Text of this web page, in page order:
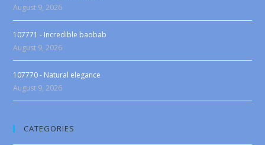
August 9, 2026
107771 - Incredible baobab
August 9, 2026
107770 - Natural elegance
August 9, 2026
CATEGORIES